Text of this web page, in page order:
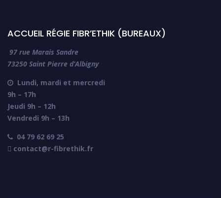
ACCUEIL RÉGIE FIBR’ETHIK (BUREAUX)
97 rue Marais Sandre
73250 Saint Pierre d’Albigny

Lundi, mardi et mercredi
9h – 17h
Jeudi 9h – 12h
Vendredi 9h – 13h

04 79 62 69 25
 contact@r-fibrethik.fr